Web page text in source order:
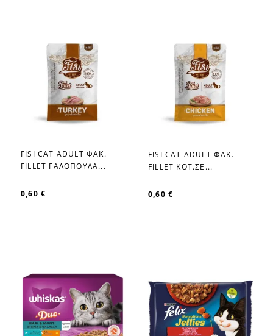
favorite_border
FISI CAT ADULT ΦΑΚ.
FILLET ΓΑΛΟΠΟΥΛΑ...
0,60 €
favorite_border
FISI CAT ADULT ΦΑΚ.
FILLET ΚΟΤ.ΣΕ...
0,60 €